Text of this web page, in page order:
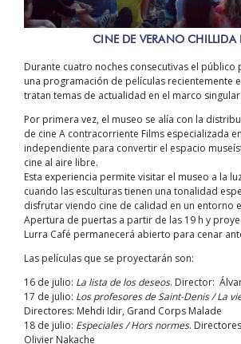
CINE DE VERANO CHILLIDA
Durante cuatro noches consecutivas el
una programación de películas recientemente
tratan temas de actualidad en el marco
Por primera vez, el museo se alía con la
de cine A contracorriente Films especializada
independiente para convertir el espacio
cine al aire libre.
Esta experiencia permite visitar el museo a la
cuando las esculturas tienen una tonalidad
disfrutar viendo cine de calidad en un entorno
Apertura de puertas a partir de las 19 h y
Lurra Café permanecerá abierto para cenar
Las películas que se proyectarán son:
16 de julio: La lista de los deseos. Director:
17 de julio: Los profesores de Saint-Denis / La
Directores: Mehdi Idir, Grand Corps Malade
18 de julio: Especiales / Hors normes.
Olivier Nakache